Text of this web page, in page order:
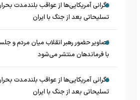
نگرانی آمریکایی‌ها از عواقب بلندمدت
تسلیحاتی بعد از جنگ با ایران
تصاویر حضور رهبر انقلاب میان مردم و
با فرماندهان منتشر می‌شود
نگرانی آمریکایی‌ها از عواقب بلندمدت
تسلیحاتی بعد از جنگ با ایران